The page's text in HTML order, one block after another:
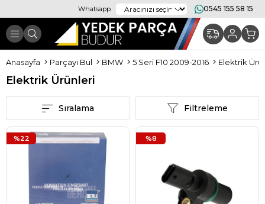
Whatsapp 0545 155 58 15
Anasayfa Parçayı Bul BMW 5 Seri F10 2009-2016 Elektrik
Elektrik Ürünleri
Filtreleme
Sıralama
%22 %8